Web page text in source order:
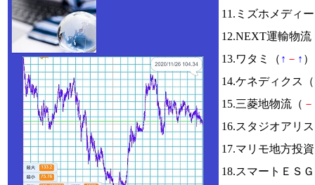
11.ミズホメディ
12.NEXT運輸物流
13.ワタミ（ ↑ － ↑
14.ケネディクス（
15.三菱地物流（ －
16.スタジオアリ
17.マリモ地方投
18.スマートＥＳ